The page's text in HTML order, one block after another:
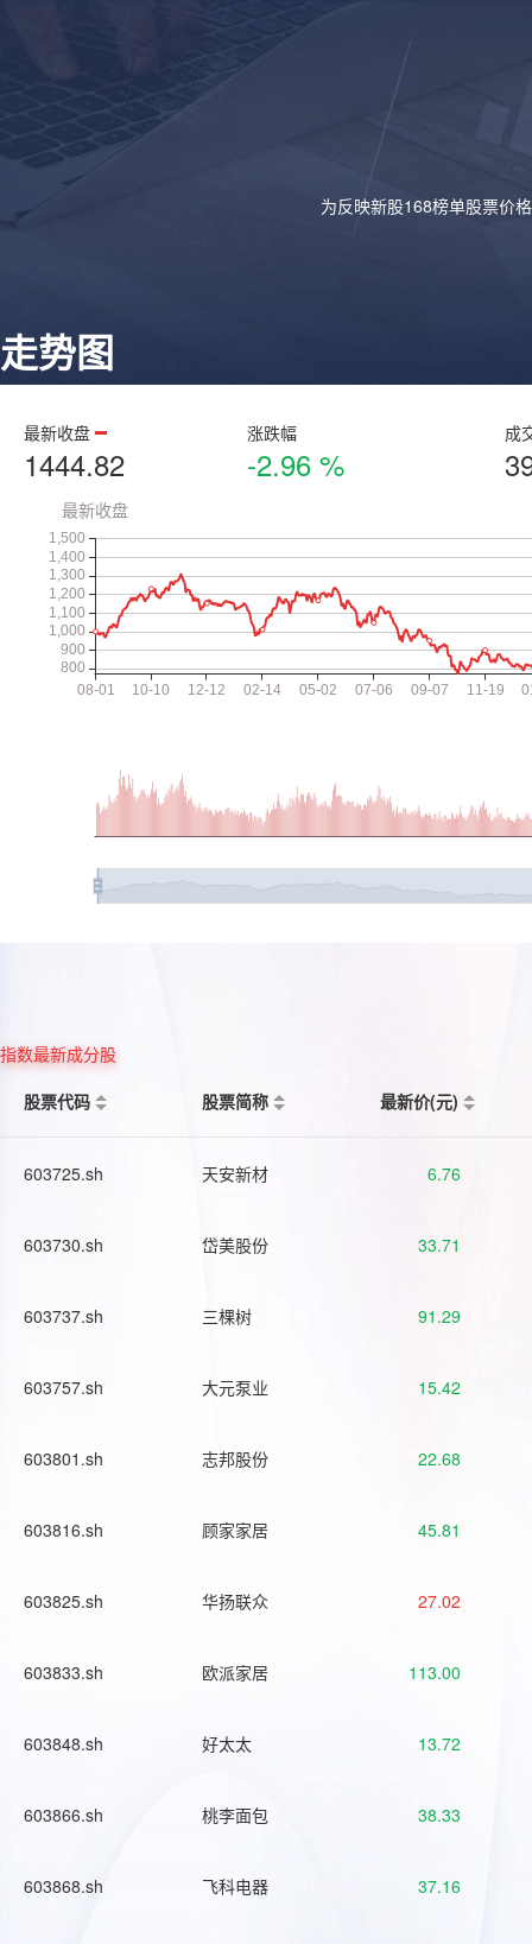
为反映新股168榜单股票价
走势图
最新收盘
1444.82
涨跌幅
-2.96 %
成
指数最新成分股
股票代码
股票简称 最新价(元)
603725.sh 天安新材 6.76
603730.sh 岱美股份 33.71
603737.sh 三棵树 91.29
603757.sh 大元泵业 15.42
603801.sh 志邦股份 22.68
603816.sh 顾家家居 45.81
603825.sh 华扬联众 27.02
603833.sh 欧派家居 113.00
603848.sh 好太太 13.72
603866.sh 桃李面包 38.33
603868.sh 飞科电器 37.16